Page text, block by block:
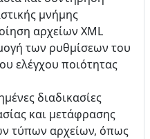
μνήμης
αρχείων XML
των ρυθμίσεων του
ελέγχου ποιότητας
διαδικασίες
και μετάφρασης
τύπων αρχείων, όπως